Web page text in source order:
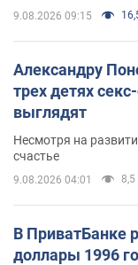
9.08.2026 09:15
Александру
трех детях
выглядят
Несмотря на
счастье
9.08.2026 04:01 8,5
В ПриватБанке
доллары 1996